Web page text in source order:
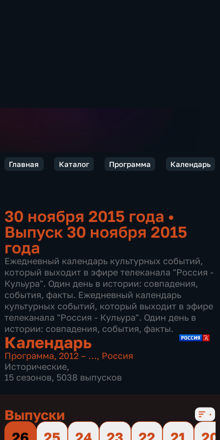
Главная Каталог Программа Календарь
30 ноября 2015 года •
Выпуск 30 ноября 2015
года
Ежедневный календарь культурных событий,
который выходит в эфире телеканала "Россия -
Кульура". Один день в истории: совпадения,
события, факты. Ежедневный календарь
культурных событий, который выходит в эфире
телеканала "Россия - Кульура". Один день в
истории: совпадения, события, факты.
Календарь
Программа,2012 – …, Россия
Исторические,
15 сезонов, 5038 выпусков
Выпуски